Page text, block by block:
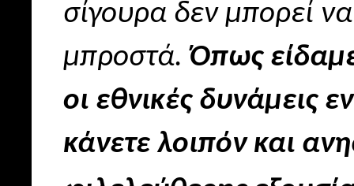
σίγουρα δεν μπορεί
μπροστά.Όπως είδαμε
οι εθνικές δυνάμεις
κάνετε λοιπόν και